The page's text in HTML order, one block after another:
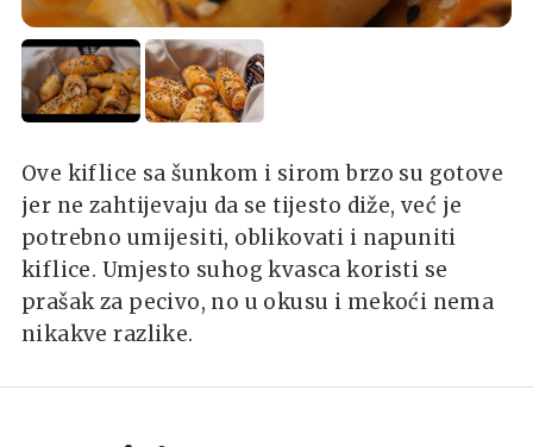
Ove kiflice sa šunkom i sirom brzo su gotove
jer ne zahtijevaju da se tijesto diže, već je
potrebno umijesiti, oblikovati i napuniti
kiflice. Umjesto suhog kvasca koristi se
prašak za pecivo, no u okusu i mekoći nema
nikakve razlike.